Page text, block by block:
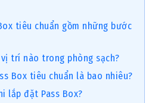
tiêu chuẩn gồm những bước
trí nào trong phòng sạch?
Box tiêu chuẩn là bao nhiêu?
lắp đặt Pass Box?